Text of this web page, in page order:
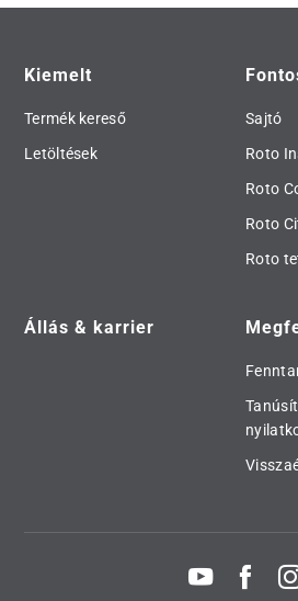
Kiemelt
Termék kereső
Letöltések
Sajtó
Roto
Roto
Roto
Roto
Állás & karrier